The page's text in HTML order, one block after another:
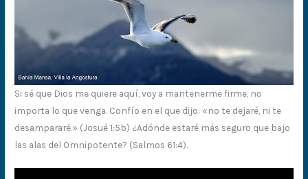
Si sé que Dios me quiere aquí, voy a mantenerme firme, no
importa lo que venga. Confío en el que dijo: «no te dejaré, ni te
desampararé.» (Josué 1:5b) ¿Adónde estaré más seguro que bajo
las alas del Omnipotente? (Salmos 61:4).